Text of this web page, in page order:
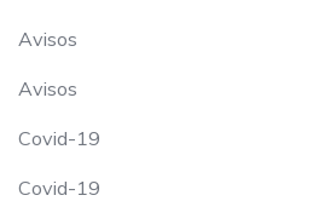
Avisos
Avisos
Covid-19
Covid-19